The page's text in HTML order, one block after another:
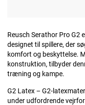
Reusch Serathor Pro G2
designet til spillere, der
komfort og beskyttelse.
konstruktion, tilbyder
træning og kampe.
G2 Latex – G2-
under udfordrende